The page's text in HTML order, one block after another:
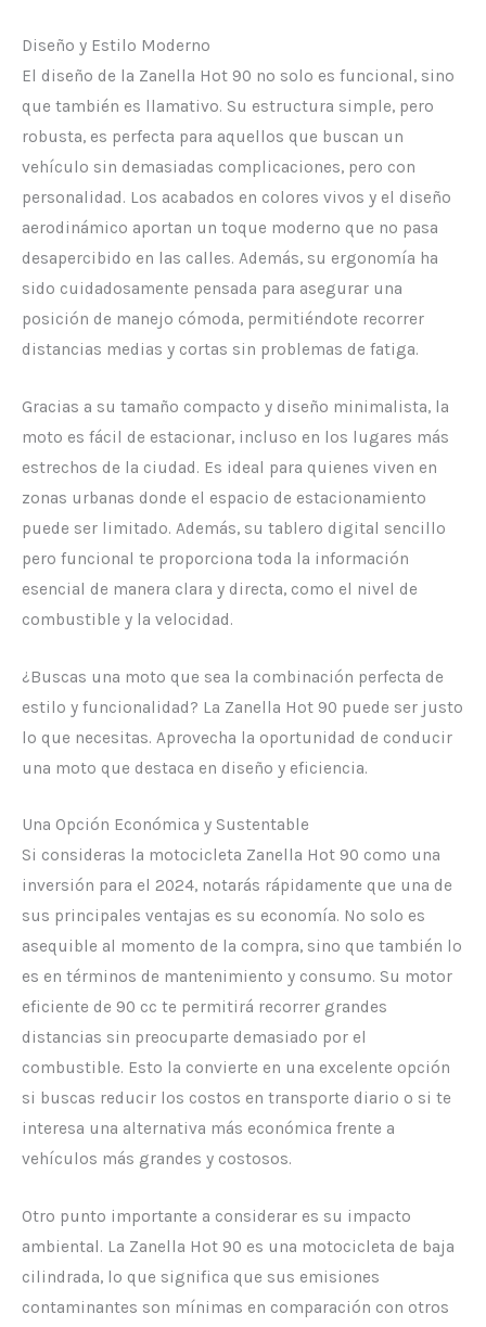
Diseño y Estilo Moderno
El diseño de la Zanella Hot 90 no solo es funcional, sino
que también es llamativo. Su estructura simple, pero
robusta, es perfecta para aquellos que buscan un
vehículo sin demasiadas complicaciones, pero con
personalidad. Los acabados en colores vivos y el diseño
aerodinámico aportan un toque moderno que no pasa
desapercibido en las calles. Además, su ergonomía ha
sido cuidadosamente pensada para asegurar una
posición de manejo cómoda, permitiéndote recorrer
distancias medias y cortas sin problemas de fatiga.
Gracias a su tamaño compacto y diseño minimalista, la
moto es fácil de estacionar, incluso en los lugares más
estrechos de la ciudad. Es ideal para quienes viven en
zonas urbanas donde el espacio de estacionamiento
puede ser limitado. Además, su tablero digital sencillo
pero funcional te proporciona toda la información
esencial de manera clara y directa, como el nivel de
combustible y la velocidad.
¿Buscas una moto que sea la combinación perfecta de
estilo y funcionalidad? La Zanella Hot 90 puede ser justo
lo que necesitas. Aprovecha la oportunidad de conducir
una moto que destaca en diseño y eficiencia.
Una Opción Económica y Sustentable
Si consideras la motocicleta Zanella Hot 90 como una
inversión para el 2024, notarás rápidamente que una de
sus principales ventajas es su economía. No solo es
asequible al momento de la compra, sino que también lo
es en términos de mantenimiento y consumo. Su motor
eficiente de 90 cc te permitirá recorrer grandes
distancias sin preocuparte demasiado por el
combustible. Esto la convierte en una excelente opción
si buscas reducir los costos en transporte diario o si te
interesa una alternativa más económica frente a
vehículos más grandes y costosos.
Otro punto importante a considerar es su impacto
ambiental. La Zanella Hot 90 es una motocicleta de baja
cilindrada, lo que significa que sus emisiones
contaminantes son mínimas en comparación con otros